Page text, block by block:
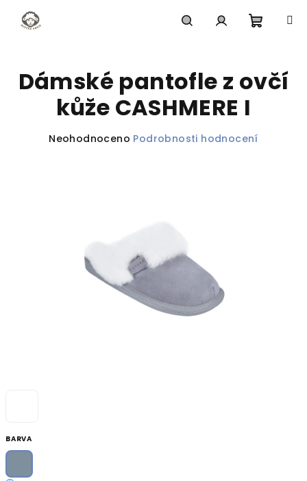
obsah
košík
BARVA
Dámské pantofle z ovčí
kůže CASHMERE I
Průměrné
Neohodnoceno Podrobnosti hodnocení